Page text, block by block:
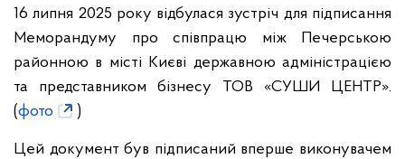
16 липня 2025 року відбулася зустріч для підписання
Меморандуму про співпрацю між Печерською
районною в місті Києві державною адміністрацією
та представником бізнесу ТОВ «СУШИ ЦЕНТР».
(фото )
Цей документ був підписаний вперше виконувачем